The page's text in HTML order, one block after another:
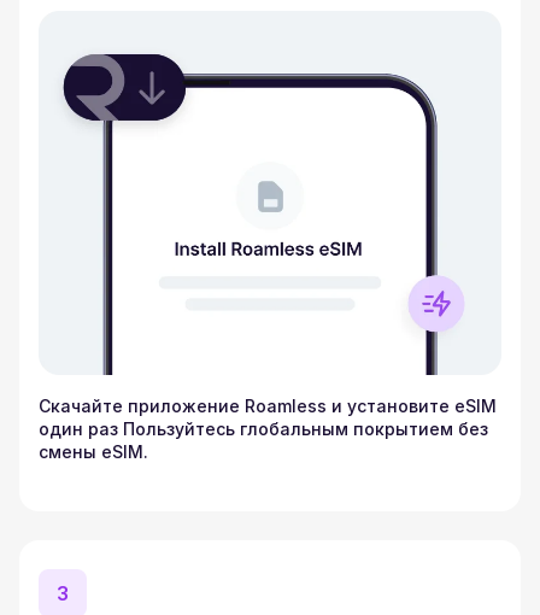
Скачайте приложение Roamless и установите eSIM
один раз Пользуйтесь глобальным покрытием без
смены eSIM.
3